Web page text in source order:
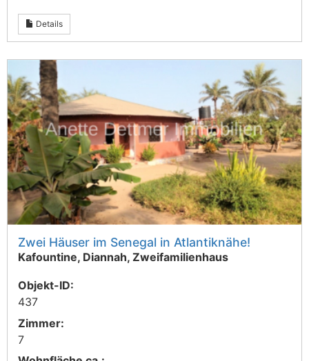
Details
Zwei Häuser im Senegal in Atlantiknähe!
Kafountine, Diannah, Zweifamilienhaus
Objekt-ID:
437
Zimmer:
7